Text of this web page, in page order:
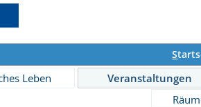
S
Leben
Veranstaltungen